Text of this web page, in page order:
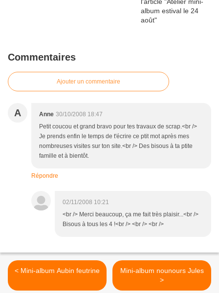
Commentaires
Ajouter un commentaire
A Anne 30/10/2008 18:47
Petit coucou et grand bravo pour tes travaux de scrap.<br />
Je prends enfin le temps de t'écrire ce ptit mot après mes
nombreuses visites sur ton site.<br /> Des bisous à ta ptite
famille et à bientôt.
Répondre
02/11/2008 10:21
<br /> Merci beaucoup, ça me fait très plaisir...<br />
Bisous à tous les 4 !<br /> <br /> <br />
< Mini-album Aubin feutrine
Mini-album nounours Jules
>